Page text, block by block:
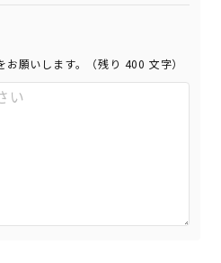
願いします。（残り 400 文字）